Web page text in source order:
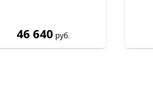
46 640 руб.